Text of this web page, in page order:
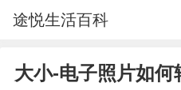
途悦生活百科
大小-电子照片如